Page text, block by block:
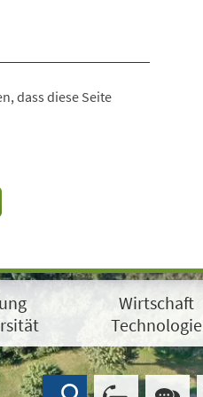
dass diese Seite
Wirtschaft
Technologie